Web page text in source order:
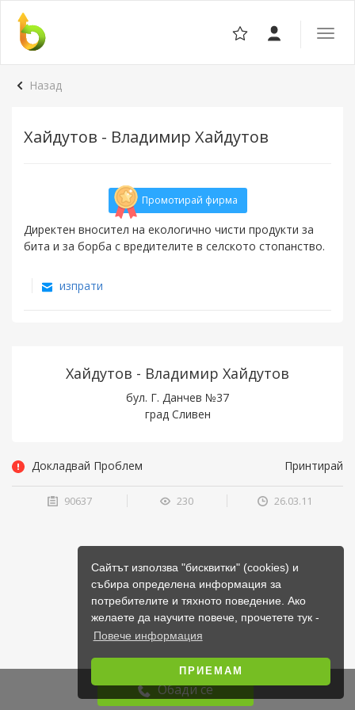
Сайтът използва "бисквитки" (cookies) и
събира определена информация за
потребителите и тяхното поведение. Ако
желаете да научите повече, прочетете тук -
Повече информация
ПРИЕМАМ
Назад
Хайдутов - Владимир Хайдутов
Промотирай фирма
Директен вносител на екологично чисти продукти за
бита и за борба с вредителите в селското стопанство.
изпрати
Хайдутов - Владимир Хайдутов
бул. Г. Данчев №37
град Сливен
Обади се
Докладвай Проблем Принтирай
90637 230 26.03.11